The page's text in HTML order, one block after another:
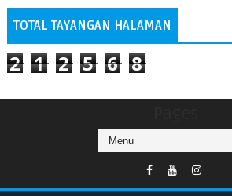
TOTAL TAYANGAN HALAMAN
2 1 2 5 6 8